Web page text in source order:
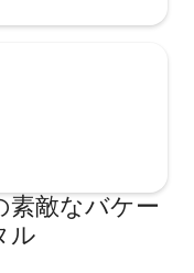
素敵なバケー
ル